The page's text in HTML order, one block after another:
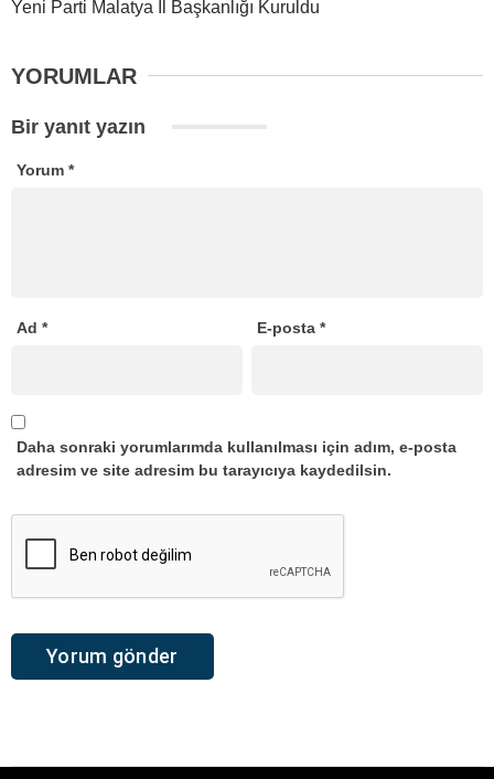
Yeni Parti Malatya İl Başkanlığı Kuruldu
YORUMLAR
Bir yanıt yazın
Yorum *
Ad * E-posta*
Daha sonraki yorumlarımda kullanılması için adım, e-posta
adresim ve site adresim bu tarayıcıya kaydedilsin.